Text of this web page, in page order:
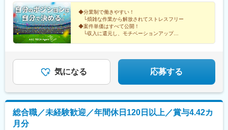
玉、茨城、栃木、群馬■関西／大阪、兵庫、京都、奈良、滋賀、和
歌山■東海／愛知、岐阜、三重、静岡■九州／福岡、鹿児島、熊
本、大分、長崎■海外／シンガポール、ミャンマー、バングラデシ
ュ、メキシコ、ドバイ、台湾海外にも事業を展開し、技術者がグ
ローバルに活躍できる環境です！
中華街駅、上強羅駅、鴨宮駅、姥子駅、初石駅、新千葉駅、東京
ディズニーランド・ステーション駅、京成西船駅、京成成田駅、
海浜幕張駅、柏駅、松戸駅、おゆみ野駅、船橋駅、佐倉駅、京成
千葉駅、新鎌ケ谷駅、成田空港駅(鉄道)、大宮駅(埼玉県)、志茂
駅、熊谷駅、浦和美園駅、東川口駅、所沢駅、籠原駅、南浦和
浦和駅、八木崎駅、水戸駅、つくば駅、守谷駅、日立駅、土浦
駅、古河駅、工機前駅、ひたち野うしく駅、石岡駅、取手駅、東
駅、伊勢崎駅、上神梅駅、土合口駅、新前橋駅、長野原草津口
駅、館林駅、横川駅(群馬県)、川原湯温泉駅、城東駅、水沼駅、高
UP事例＞入社前 入社後年収480万円⇒年収650万円年収
600万円⇒年収800万円年収780万円⇒年収1000万円 ※大手ゼネコ
ン出身「社員の安心と幸せを第一に考える会社にしたい」という
想いから、業界内でも高水準となる月給60万円以上を用意しまし
た。担当プロジェクトも収入や働き方など、重視するポイントに
さい。＜年収例＞754万円／38歳1256万円／50歳787万円／62歳
865万円／40歳
◆分業制で働きやすい！
└煩雑な作業から解放されてストレスフリー
◆案件単価はすべて公開！
└収入に還元し、モチベーションアップ
気になる 応募する
総合職／未経験歓迎／年間休日120日以上／賞与4.42カ
月分